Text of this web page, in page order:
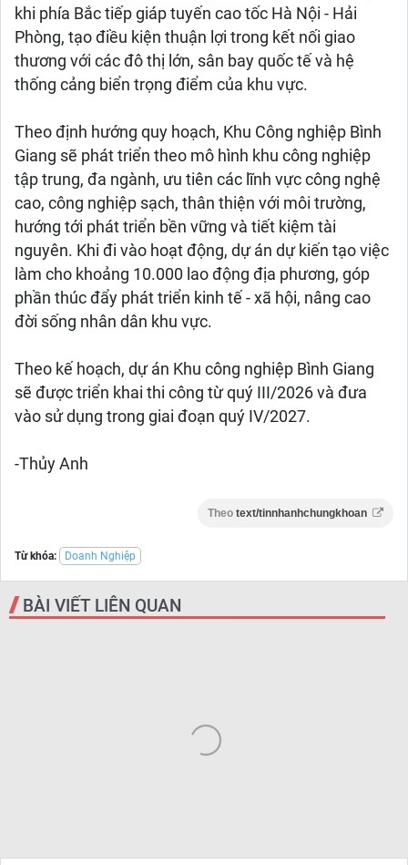
khi phía Bắc tiếp giáp tuyến cao tốc Hà Nội - Hải
Phòng, tạo điều kiện thuận lợi trong kết nối giao
thương với các đô thị lớn, sân bay quốc tế và hệ
thống cảng biển trọng điểm của khu vực.
Theo định hướng quy hoạch, Khu Công nghiệp Bình
Giang sẽ phát triển theo mô hình khu công nghiệp
tập trung, đa ngành, ưu tiên các lĩnh vực công nghệ
cao, công nghiệp sạch, thân thiện với môi trường,
hướng tới phát triển bền vững và tiết kiệm tài
nguyên. Khi đi vào hoạt động, dự án dự kiến tạo việc
làm cho khoảng 10.000 lao động địa phương, góp
phần thúc đẩy phát triển kinh tế - xã hội, nâng cao
đời sống nhân dân khu vực.
Theo kế hoạch, dự án Khu công nghiệp Bình Giang
sẽ được triển khai thi công từ quý III/2026 và đưa
vào sử dụng trong giai đoạn quý IV/2027.
-Thủy Anh
Theo text/tinnhanhchungkhoan
Từ khóa: Doanh Nghiệp
BÀI VIẾT LIÊN QUAN